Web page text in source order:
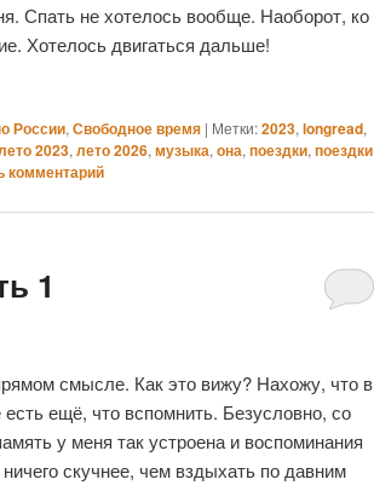
Спать не хотелось вообще. Наоборот, ко
Хотелось двигаться дальше!
России, Свободное время | Метки:2023, longread,
2023, лето 2026, музыка, она, поездки, поездки
комментарий
1
смысле. Как это вижу? Нахожу, что в
ещё, что вспомнить. Безусловно, со
у меня так устроена и воспоминания
скучнее, чем вздыхать по давним